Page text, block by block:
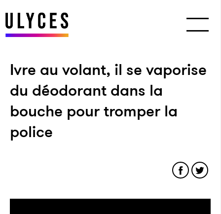
Ivre au volant, il se vaporise
du déodorant dans la
bouche pour tromper la
police